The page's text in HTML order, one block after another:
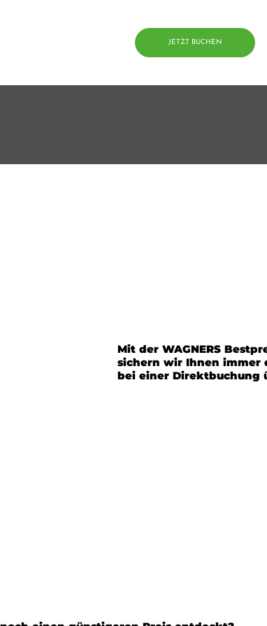
JETZT BUCHEN
Mit der WAGNERS
sichern wir Ihnen immer
bei einer Direktbuchung